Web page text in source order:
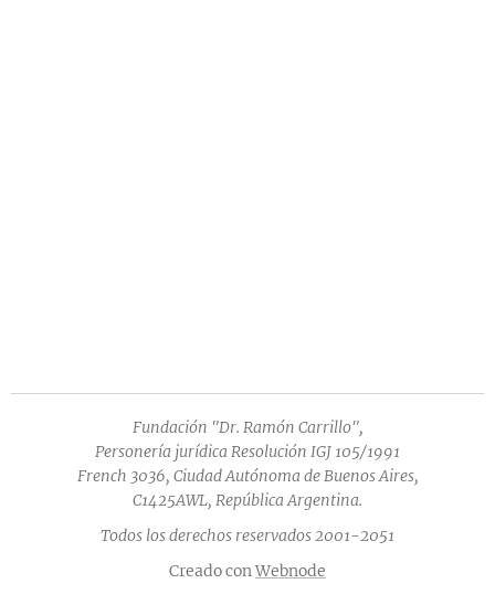
Fundación "Dr. Ramón Carrillo",
Personería jurídica Resolución IGJ 105/1991
French 3036, Ciudad Autónoma de Buenos Aires,
C1425AWL, República Argentina.
Todos los derechos reservados 2001-2051
Creado conWebnode